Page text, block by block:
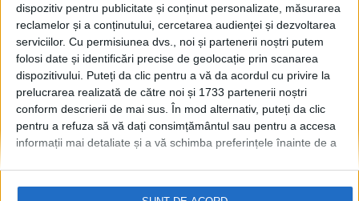
dispozitiv pentru publicitate și conținut personalizate, măsurarea
reclamelor și a conținutului, cercetarea audienței și dezvoltarea
serviciilor. Cu permisiunea dvs., noi și partenerii noștri putem
folosi date și identificări precise de geolocație prin scanarea
dispozitivului. Puteți da clic pentru a vă da acordul cu privire la
prelucrarea realizată de către noi și 1733 partenerii noștri
conform descrierii de mai sus. În mod alternativ, puteți da clic
pentru a refuza să vă dați consimțământul sau pentru a accesa
informații mai detaliate și a vă schimba preferințele înainte de a
© 2020 Radio TOP Suceava 104 FM